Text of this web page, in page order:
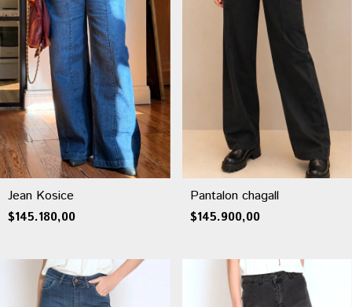
Jean Kosice
$145.180,00
Pantalon chagall
$145.900,00